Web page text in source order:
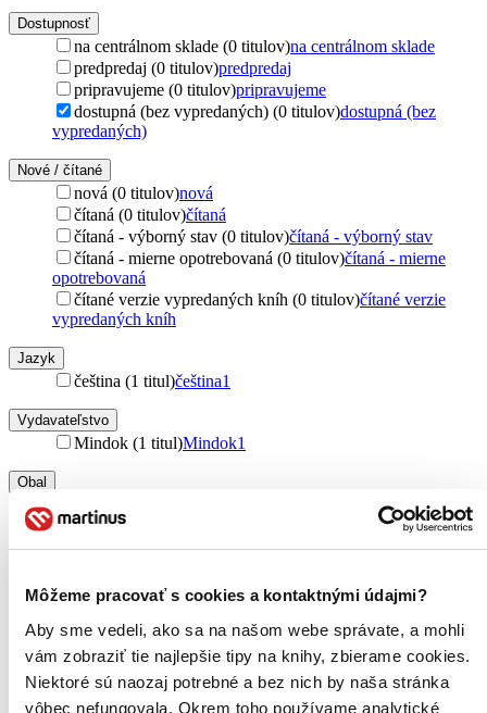
Môžeme pracovať s cookies a kontaktnými údajmi?
Aby sme vedeli, ako sa na našom webe správate, a mohli
vám zobraziť tie najlepšie tipy na knihy, zbierame cookies.
Niektoré sú naozaj potrebné a bez nich by naša stránka
vôbec nefungovala. Okrem toho používame analytické
Dostupnosť
na centrálnom sklade (0 titulov)na centrálnom sklade
predpredaj (0 titulov)predpredaj
pripravujeme (0 titulov)pripravujeme
dostupná (bez vypredaných) (0 titulov)dostupná (bez
vypredaných)
Nové / čítané
nová (0 titulov)nová
čítaná (0 titulov)čítaná
čítaná - výborný stav (0 titulov)čítaná - výborný stav
čítaná - mierne opotrebovaná (0 titulov)čítaná - mierne
opotrebovaná
čítané verzie vypredaných kníh (0 titulov)čítané verzie
vypredaných kníh
Jazyk
čeština (1 titul)čeština1
Vydavateľstvo
Mindok (1 titul)Mindok1
Obal
Zoradiť
Bestsellery